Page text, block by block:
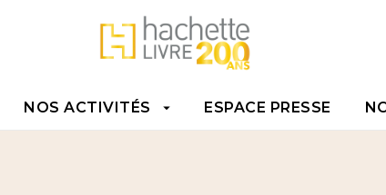
PIED DE PAGE
NOS ACTIVITÉS arrow_drop_down ESPACE PRESSE